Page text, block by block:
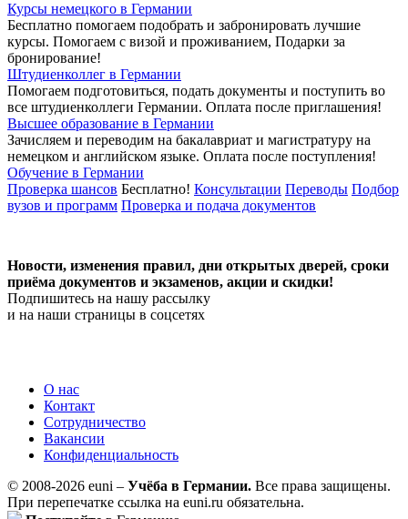
Курсы немецкого в Германии
Бесплатно помогаем подобрать и забронировать лучшие
курсы. Помогаем с визой и проживанием, Подарки за
бронирование!
Штудиенколлег в Германии
Помогаем подготовиться, подать документы и поступить во
все штудиенколлеги Германии. Оплата после приглашения!
Высшее образование в Германии
Зачисляем и переводим на бакалавриат и магистратуру на
немецком и английском языке. Оплата после поступления!
Обучение в Германии
Проверка шансов Бесплатно! Консультации Переводы Подбор
вузов и программ Проверка и подача документов
Новости, изменения правил, дни открытых дверей, сроки
приёма документов и экзаменов, акции и скидки!
Подпишитесь на нашу рассылку
и на наши страницы в соцсетях
О нас
Контакт
Сотрудничество
Вакансии
Конфиденциальность
© 2008-2026 euni – Учёба в Германии. Все права защищены.
При перепечатке ссылка на euni.ru обязательна.